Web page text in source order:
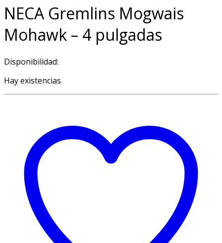
NECA Gremlins Mogwais
Mohawk – 4 pulgadas
Disponibilidad:
Hay existencias